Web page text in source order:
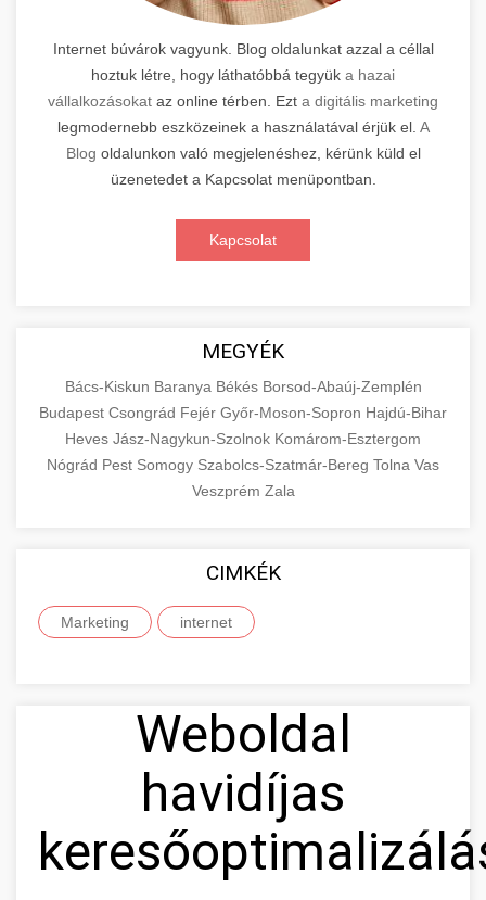
Internet búvárok vagyunk. Blog oldalunkat azzal a céllal
hoztuk létre, hogy láthatóbbá tegyük a hazai
vállalkozásokat az online térben. Ezt a digitális marketing
legmodernebb eszközeinek a használatával érjük el. A
Blog oldalunkon való megjelenéshez, kérünk küld el
üzenetedet a Kapcsolat menüpontban.
Kapcsolat
MEGYÉK
Bács-Kiskun Baranya Békés Borsod-Abaúj-Zemplén
Budapest Csongrád Fejér Győr-Moson-Sopron Hajdú-Bihar
Heves Jász-Nagykun-Szolnok Komárom-Esztergom
Nógrád Pest Somogy Szabolcs-Szatmár-Bereg Tolna Vas
Veszprém Zala
CIMKÉK
Marketing internet
Weboldal
havidíjas